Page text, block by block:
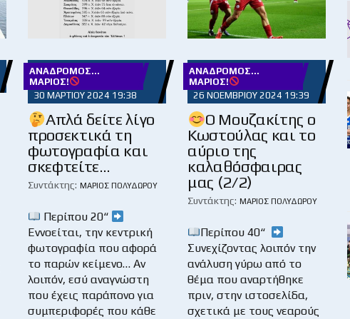
ΑΝΆΔΡΟΜΟΣ...
ΜΆΡΙΟΣ!
30 ΜΑΡΤΊΟΥ 2024 19:38
Απλά δείτε λίγο
προσεκτικά τη
φωτογραφία και
σκεφτείτε…
Συντάκτης: ΜΆΡΙΟΣ ΠΟΛΥΔΏΡΟΥ
Περίπου 20“
Εννοείται, την κεντρική
φωτογραφία που αφορά
το παρών κείμενο… Αν
λοιπόν, εσύ αναγνώστη
που έχεις παράπονο για
συμπεριφορές που κάθε
ΑΝΆΔΡΟΜΟΣ...
ΜΆΡΙΟΣ!
26 ΝΟΕΜΒΡΊΟΥ 2024 19:39
Ο Μουζακίτης ο
Κωστούλας και το
αύριο της
καλαθόσφαιρας
μας (2/2)
Συντάκτης: ΜΆΡΙΟΣ ΠΟΛΥΔΏΡΟΥ
Περίπου 40“
Συνεχίζοντας λοιπόν την
ανάλυση γύρω από το
θέμα που αναρτήθηκε
πριν, στην ιστοσελίδα,
σχετικά με τους νεαρούς